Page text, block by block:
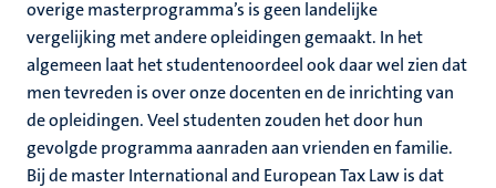
overige masterprogramma’s is geen landelijke
vergelijking met andere opleidingen gemaakt. In het
algemeen laat het studentenoordeel ook daar wel zien dat
men tevreden is over onze docenten en de inrichting van
de opleidingen. Veel studenten zouden het door hun
gevolgde programma aanraden aan vrienden en familie.
Bij de master International and European Tax Law is dat